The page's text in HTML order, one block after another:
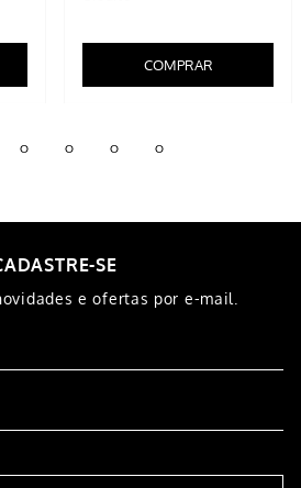
COMPRAR
SE
e ofertas por e-mail.